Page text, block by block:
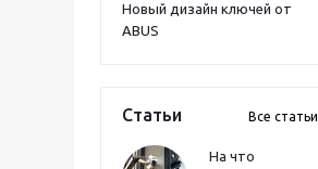
Новый дизайн ключей от
ABUS
Статьи Все статьи
На что